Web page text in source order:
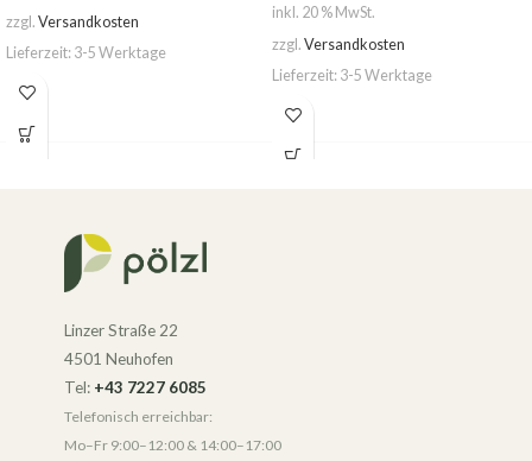
zzgl. Versandkosten
Lieferzeit: 3-5 Werktage
inkl. 20 % MwSt.
zzgl. Versandkosten
Lieferzeit: 3-5 Werktage
Linzer Straße 22
4501 Neuhofen
Tel: +43 7227 6085
Telefonisch erreichbar:
Mo–Fr 9:00–12:00 & 14:00–17:00